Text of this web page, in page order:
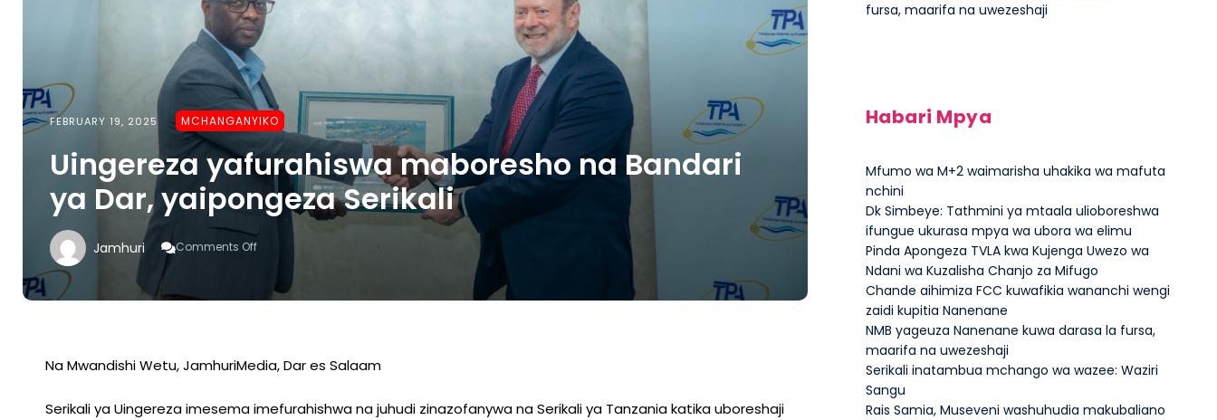
FEBRUARY 19, 2025 MCHANGANYIKO
Uingereza yafurahiswa maboresho na Bandari
ya Dar, yaipongeza Serikali
Jamhuri Comments Off
On
Maboresho
Dar,
Yaipongeza
Na Mwandishi Wetu, JamhuriMedia, Dar es Salaam
Serikali ya Uingereza imesema imefurahishwa na juhudi zinazofanywa na Serikali ya Tanzania katika uboreshaji
fursa, maarifa na uwezeshaji
Habari Mpya
Mfumo wa M+2 waimarisha uhakika wa mafuta
nchini
Dk Simbeye: Tathmini ya mtaala ulioboreshwa
ifungue ukurasa mpya wa ubora wa elimu
Pinda Apongeza TVLA kwa Kujenga Uwezo wa
Ndani wa Kuzalisha Chanjo za Mifugo
Chande aihimiza FCC kuwafikia wananchi wengi
zaidi kupitia Nanenane
NMB yageuza Nanenane kuwa darasa la fursa,
maarifa na uwezeshaji
Serikali inatambua mchango wa wazee: Waziri
Sangu
Rais Samia, Museveni washuhudia makubaliano